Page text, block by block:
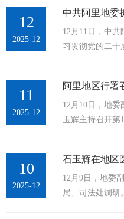
市市长专员如何
照地委扩大会
础，为推动新时
强组织保障。12
12
2025-12
中共阿里地委
12月11日，中
习贯彻党的二十
地区上下聚焦“
未来五年阿里发
心聚力、真抓实
11
2025-12
12月10日，地
玉辉主持召开第
门党委（党组）
报，研究部署行
书记、行署专员
10
2025-12
石玉辉在地区
12月9日，地委
局、司法处调研